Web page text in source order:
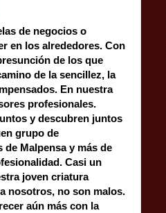
de negocios o
alrededores. Con
de los que
de la sencillez, la
En nuestra
profesionales.
y descubren juntos
buen grupo de
y más de
Casi un
joven criatura
no son malos.
aún más con la